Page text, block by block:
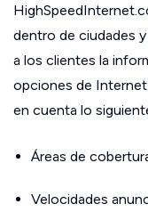
dentro de ciudades
a los clientes la
opciones de
en cuenta lo
Áreas de
Velocidades